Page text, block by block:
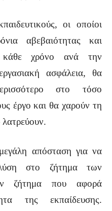
οι οποίοι
αβεβαιότητας και
κάθε χρόνο ανά την
ασφάλεια, θα
στο τόσο
έργο και θα χαρούν τη
απόσταση για να
λύση στο ζήτημα των
ζήτημα που αφορά
της εκπαίδευσης.